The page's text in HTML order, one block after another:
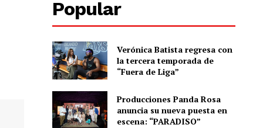
Popular
Verónica Batista regresa con
la tercera temporada de
“Fuera de Liga”
Producciones Panda Rosa
anuncia su nueva puesta en
escena: “PARADISO”